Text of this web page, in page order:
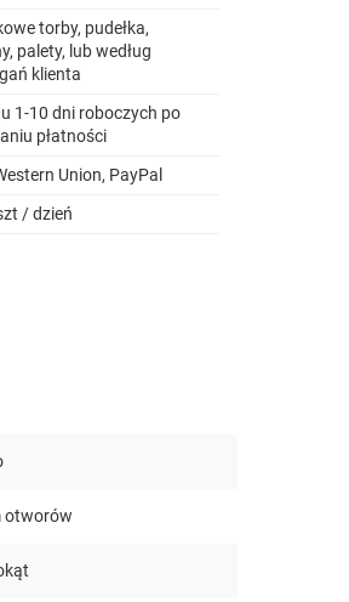
torby, pudełka,
palety, lub według
klienta
1-10 dni roboczych po
płatności
Union, PayPal
/ dzień
otworów